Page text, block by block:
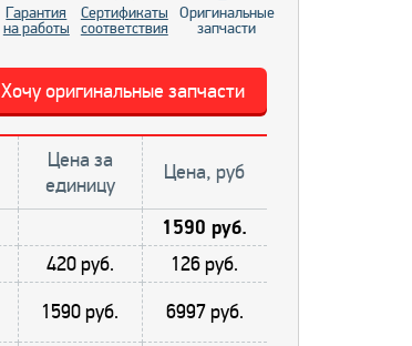
Гарантия
на работы
Сертификаты
соответствия
Оригинальные
запчасти
Хочу оригинальные запчасти
Цена за
единицу
Цена, руб
1590 руб.
420 руб. 126 руб.
1590 руб. 6997 руб.